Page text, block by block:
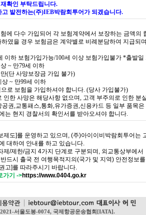
확인 부탁드립니다.
발전하는(주)IEB박람회투어가 되겠습니다.
에 다수 가입되어 각 보험계약에서 보장하는 금액의
였을 경우 보험금은 계약별로 비례분담하여 지급되
이하 보험가입가능/100세 이상 보험가입불가 *출발일
~ 만79세 이하
(단 사망보장금 가입 불가)
~ 만99세 이하
로 보험을 가입하셔야 합니다. (당사 가입불가)
인한 사망은 해당사항 없으며, 고객 부주의로 인한 분
권,교통패스,통화,유가증권,신용카드 등 일부 품목은
는 현지 경찰서의 확인서를 받아오셔야 합니다.
제도]를 운영하고 있으며, (주)아이이비박람회투어는
대하여 안내를 하고 있습니다.
제/제한/금지 4가지 단계로 구분되며, 외교통상부에서
드시 출국 전 여행목적지의(국가 및 지역) 안전정보를
고]를 따라주시기 바랍니다.
기 ->https://www.0404.go.kr
서울도봉-0074, 국제항공운송협회[IATA].